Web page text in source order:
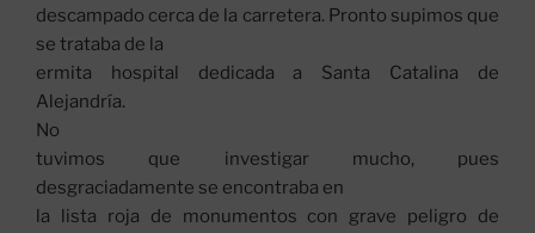
descampado cerca de la carretera. Pronto supimos que
se trataba de la
ermita hospital dedicada a Santa Catalina de
Alejandría.
No
tuvimos que investigar mucho, pues
desgraciadamente se encontraba en
la lista roja de monumentos con grave peligro de